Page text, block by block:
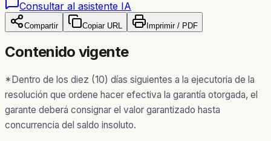
Consultar al asistente IA
Compartir Copiar URL Imprimir / PDF
Contenido vigente
*Dentro de los diez (10) días siguientes a la ejecutoria de la
resolución que ordene hacer efectiva la garantía otorgada, el
garante deberá consignar el valor garantizado hasta
concurrencia del saldo insoluto.